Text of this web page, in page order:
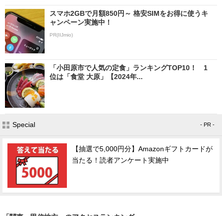
スマホ2GBで月額850円～ 格安SIMをお得に使うキ
ャンペーン実施中！
PR(IIJmio)
「小田原市で人気の定食」ランキングTOP10！ 1
位は「食堂 大原」【2024年...
Special - PR -
【抽選で5,000円分】Amazonギフトカードが
当たる！読者アンケート実施中